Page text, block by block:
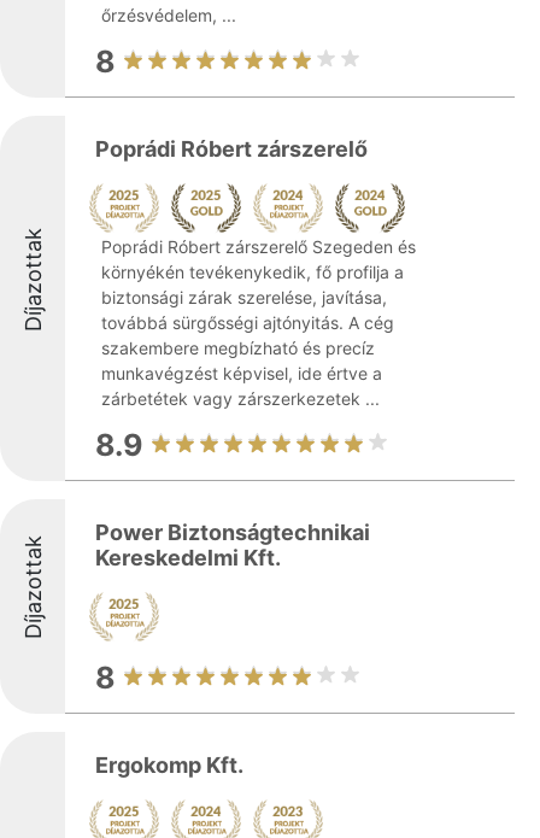
őrzésvédelem, ...
8
Díjazottak
Poprádi Róbert zárszerelő
Poprádi Róbert zárszerelő Szegeden és
környékén tevékenykedik, fő profilja a
biztonsági zárak szerelése, javítása,
továbbá sürgősségi ajtónyitás. A cég
szakembere megbízható és precíz
munkavégzést képvisel, ide értve a
zárbetétek vagy zárszerkezetek ...
8.9
Díjazottak
Power Biztonságtechnikai
Kereskedelmi Kft.
8
Ergokomp Kft.